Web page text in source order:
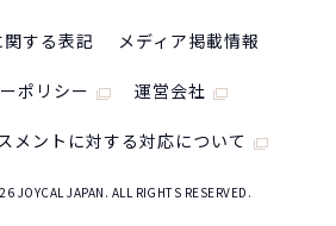
する表記 メディア掲載情報
ポリシー 運営会社
メントに対する対応について
JOYCAL JAPAN. ALL RIGHTS RESERVED.